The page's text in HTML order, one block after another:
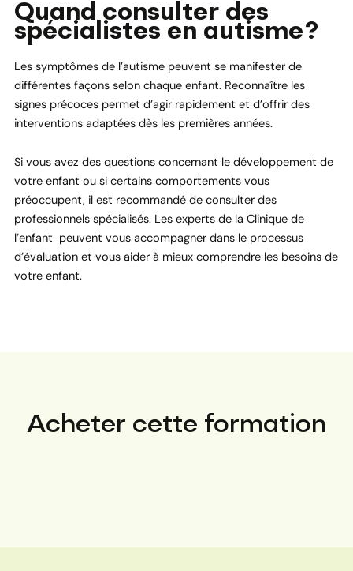
Quand consulter des
spécialistes en autisme?
Les symptômes de l’autisme peuvent se manifester de
différentes façons selon chaque enfant. Reconnaître les
signes précoces permet d’agir rapidement et d’offrir des
interventions adaptées dès les premières années.
Si vous avez des questions concernant le développement de
votre enfant ou si certains comportements vous
préoccupent, il est recommandé de consulter des
professionnels spécialisés. Les experts de la Clinique de
l’enfant peuvent vous accompagner dans le processus
d’évaluation et vous aider à mieux comprendre les besoins de
votre enfant.
Acheter cette formation